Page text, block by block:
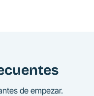
de empezar.